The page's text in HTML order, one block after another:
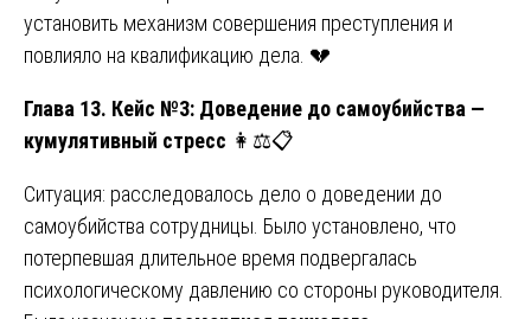
установить механизм совершения преступления и
повлияло на квалификацию дела. 💔
Глава 13. Кейс №3: Доведение до самоубийства —
кумулятивный стресс 👩⚖️📋
Ситуация: расследовалось дело о доведении до
самоубийства сотрудницы. Было установлено, что
потерпевшая длительное время подвергалась
психологическому давлению со стороны руководителя.